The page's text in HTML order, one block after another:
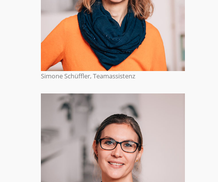
Simone Schüffler, Teamassistenz